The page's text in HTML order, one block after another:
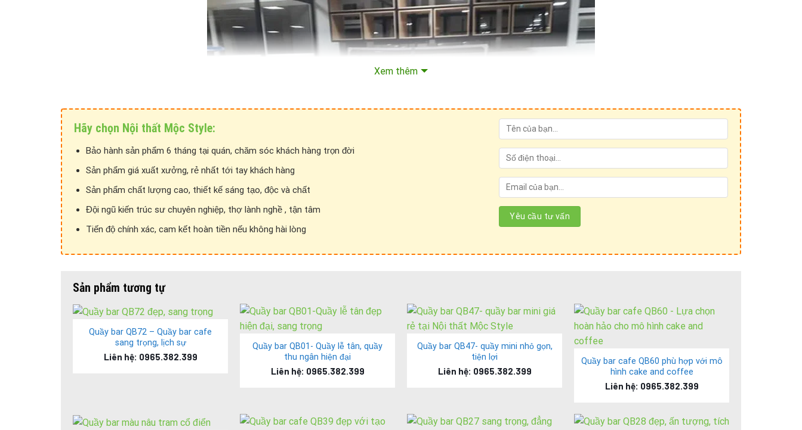
Thiết kế sử dụng cho mẫu quầy bar đẹp QB04:
Việc kết hợp khéo léo những nan sắt mạ kẽm tạo ra những ô cửa sổ nhỏ. Gây ấn tượng mạnh tới cảm quan của người dùng giữa 2 tông màu đen trắng.
Quầy được chia ngăn hợp lý cùng kết hợp ngăn kéo, tủ khóa tiện dụng, an toàn.
Xem thêm
Hãy chọn Nội thất Mộc Style:
Bảo hành sản phẩm 6 tháng tại quán, chăm sóc khách hàng trọn đời
Sản phẩm giá xuất xưởng, rẻ nhất tới tay khách hàng
Sản phẩm chất lượng cao, thiết kế sáng tạo, độc và chất
Đội ngũ kiến trúc sư chuyên nghiệp, thợ lành nghề , tận tâm
Tiến độ chính xác, cam kết hoàn tiền nếu không hài lòng
Sản phẩm tương tự
Quầy bar QB72 – Quầy bar cafe
sang trọng, lịch sự
Liên hệ: 0965.382.399
Quầy bar QB01- Quầy lễ tân, quầy
thu ngân hiện đại
Liên hệ: 0965.382.399
Quầy bar QB47- quầy mini nhỏ gọn,
tiện lợi
Liên hệ: 0965.382.399
Quầy bar cafe QB60 phù hợp với mô
hình cake and coffee
Liên hệ: 0965.382.399